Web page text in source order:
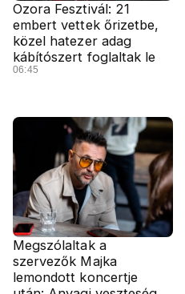
Ozora Fesztivál: 21
embert vettek őrizetbe,
közel hatezer adag
kábítószert foglaltak le
06:45
Megszólaltak a
szervezők Majka
lemondott koncertje